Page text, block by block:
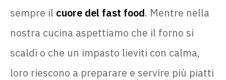
sempre il cuore del fast food. Mentre nella
nostra cucina aspettiamo che il forno si
scaldi o che un impasto lieviti con calma,
loro riescono a preparare e servire più piatti